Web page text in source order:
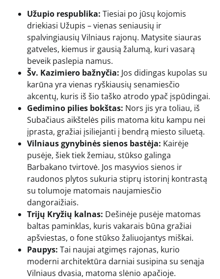
Užupio respublika: Tiesiai po jūsų kojomis
driekiasi Užupis – vienas seniausių ir
spalvingiausių Vilniaus rajonų. Matysite siauras
gatveles, kiemus ir gausią žalumą, kuri vasarą
beveik paslepia namus.
Šv. Kazimiero bažnyčia: Jos didingas kupolas su
karūna yra vienas ryškiausių senamiesčio
akcentų, kuris iš šio taško atrodo ypač įspūdingai.
Gedimino pilies bokštas: Nors jis yra toliau, iš
Subačiaus aikštelės pilis matoma kitu kampu nei
įprasta, gražiai įsiliejanti į bendrą miesto siluetą.
Vilniaus gynybinės sienos bastėja: Kairėje
pusėje, šiek tiek žemiau, stūkso galinga
Barbakano tvirtovė. Jos masyvios sienos ir
raudonos plytos sukuria stiprų istorinį kontrastą
su tolumoje matomais naujamiesčio
dangoraižiais.
Trijų Kryžių kalnas: Dešinėje pusėje matomas
baltas paminklas, kuris vakarais būna gražiai
apšviestas, o fone stūkso žaliuojantys miškai.
Paupys: Tai naujai atgimęs rajonas, kurio
moderni architektūra darniai susipina su senąja
Vilniaus dvasia, matoma slėnio apačioje.